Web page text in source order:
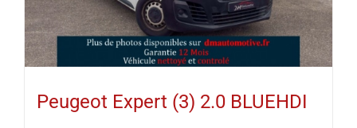
Peugeot Expert (3) 2.0 BLUEHDI